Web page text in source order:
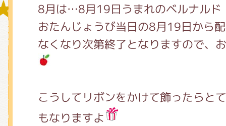
8月は…8月19日うまれのベルナルド
おたんじょうび当日の8月19日から
なくなり次第終了となりますので、
こうしてリボンをかけて飾ったらと
もなりますよ
チア ジャッキーズ！
くまのがっこう しょくいんしつ